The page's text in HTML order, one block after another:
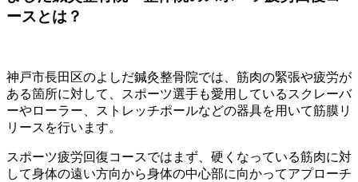
ースとは？
神戸市長田区のよしだ鍼灸整骨院では、筋肉の緊張や疲労が
ある箇所に対して、スポーツ選手も愛用しているスクレーバ
ーやローラー、ストレッチポールなどの器具を用いて筋膜リ
リースを行います。
スポーツ疲労回復コースではまず、硬くなっている筋肉に対
して身体の遠い方向から身体の中心部に向かってアプローチ